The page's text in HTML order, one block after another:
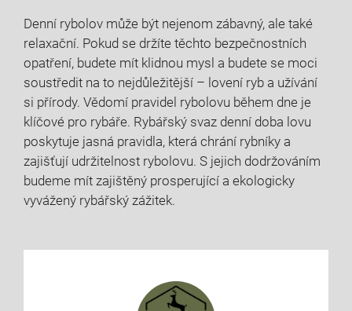
Denní rybolov ‍může být nejenom zábavný, ale také
relaxační. Pokud se držíte těchto​ bezpečnostních
opatření, budete mít⁣ klidnou mysl a budete se moci
soustředit na to ‍nejdůležitější – lovení ryb a užívání​
si přírody. Vědomí pravidel rybolovu během dne⁢ je
klíčové ‍pro rybáře. Rybářský svaz denní⁣ doba‍ lovu
poskytuje jasná pravidla, která chrání rybníky⁢ a
zajišťují udržitelnost rybolovu. ⁤S jejich dodržováním
budeme mít zajištěný prosperující a ekologicky
vyvážený rybářský ‍zážitek.